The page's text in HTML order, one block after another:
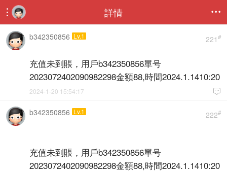
 詳情 
221#
b342350856 Lv.1
充值未到賬，用戶b342350856單号
2023072402090982298金額88,時間2024.1.1410:20

2024-1-20 15:54:17
222#
b342350856 Lv.1
充值未到賬，用戶b342350856單号
2023072402090982298金額88,時間2024.1.1410:20